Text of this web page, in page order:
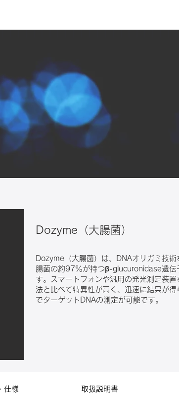
Dozyme（大腸菌）
Dozyme（大腸菌）は、DNAオリガミ技
腸菌の約97％が持つβ-glucuronidase遺伝
す。スマートフォンや汎用の発光測定装
法と比べて特異性が高く、迅速に結果が
でターゲットDNAの測定が可能です。
仕様 取扱説明書